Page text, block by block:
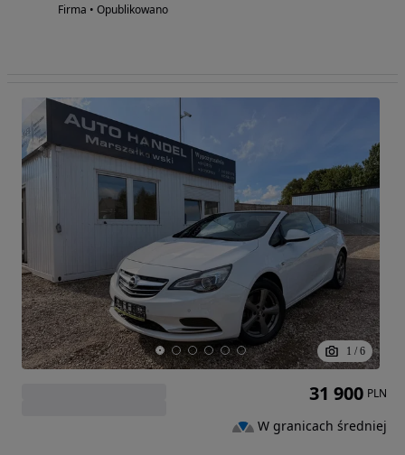
Firma • Opublikowano
1 / 6
31 900 PLN
W granicach średniej